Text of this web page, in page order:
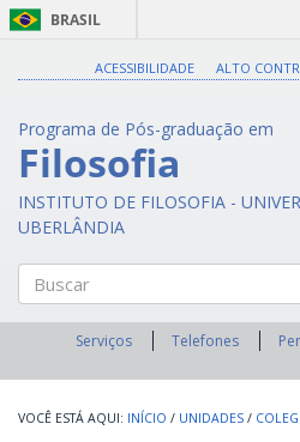
BRASIL
ACESSIBILIDADE ALTO
Programa de Pós-graduação em
Filosofia
INSTITUTO DE FILOSOFIA -
UBERLÂNDIA
Buscar
Serviços Telefones
INÍCIO / UNIDADES /